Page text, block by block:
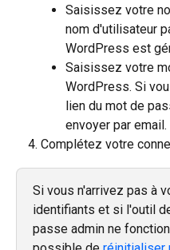
Saisissez votre
nom d'utilisateur
WordPress est
Saisissez votre
WordPress. Si
lien du mot de
envoyer par email.
Complétez votre
Si vous n'arrivez pas à
identifiants et si l'outil
passe admin ne